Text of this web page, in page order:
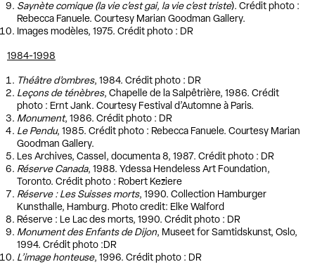
Saynète comique (la vie c’est gai, la vie c’est triste). Crédit photo :
Rebecca Fanuele. Courtesy Marian Goodman Gallery.
Images modèles, 1975. Crédit photo : DR
1984-1998
Théâtre d’ombres, 1984. Crédit photo : DR
Leçons de ténèbres, Chapelle de la Salpêtrière, 1986. Crédit
photo : Ernt Jank. Courtesy Festival d’Automne à Paris.
Monument, 1986. Crédit photo : DR
Le Pendu, 1985. Crédit photo : Rebecca Fanuele. Courtesy Marian
Goodman Gallery.
Les Archives, Cassel, documenta 8, 1987. Crédit photo : DR
Réserve Canada, 1988. Ydessa Hendeless Art Foundation,
Toronto. Crédit photo : Robert Keziere
Réserve : Les Suisses morts, 1990. Collection Hamburger
Kunsthalle, Hamburg. Photo credit: Elke Walford
Réserve : Le Lac des morts, 1990. Crédit photo : DR
Monument des Enfants de Dijon, Museet for Samtidskunst, Oslo,
1994. Crédit photo :DR
L’image honteuse, 1996. Crédit photo : DR